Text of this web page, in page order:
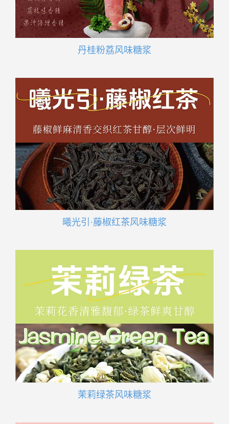
丹桂粉荔风味糖浆
曦光引·藤椒红茶风味糖浆
茉莉绿茶风味糖浆